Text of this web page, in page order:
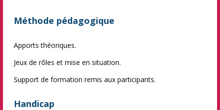
Méthode pédagogique
Apports théoriques.
Jeux de rôles et mise en situation.
Support de formation remis aux participants.
Handicap